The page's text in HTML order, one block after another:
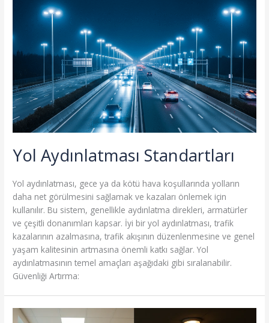
Yol Aydınlatması Standartları
Yol aydınlatması, gece ya da kötü hava koşullarında yolların
daha net görülmesini sağlamak ve kazaları önlemek için
kullanılır. Bu sistem, genellikle aydınlatma direkleri, armatürler
ve çeşitli donanımları kapsar. İyi bir yol aydınlatması, trafik
kazalarının azalmasına, trafik akışının düzenlenmesine ve genel
yaşam kalitesinin artmasına önemli katkı sağlar. Yol
aydınlatmasının temel amaçları aşağıdaki gibi sıralanabilir.
Güvenliği Artırma: